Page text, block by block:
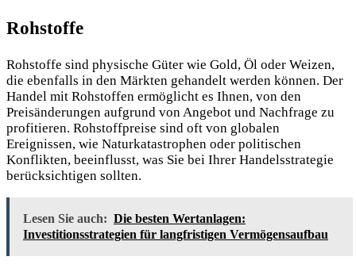
Rohstoffe
Rohstoffe sind physische Güter wie Gold, Öl oder Weizen,
die ebenfalls in den Märkten gehandelt werden können. Der
Handel mit Rohstoffen ermöglicht es Ihnen, von den
Preisänderungen aufgrund von Angebot und Nachfrage zu
profitieren. Rohstoffpreise sind oft von globalen
Ereignissen, wie Naturkatastrophen oder politischen
Konflikten, beeinflusst, was Sie bei Ihrer Handelsstrategie
berücksichtigen sollten.
Lesen Sie auch: Die besten Wertanlagen:
Investitionsstrategien für langfristigen Vermögensaufbau